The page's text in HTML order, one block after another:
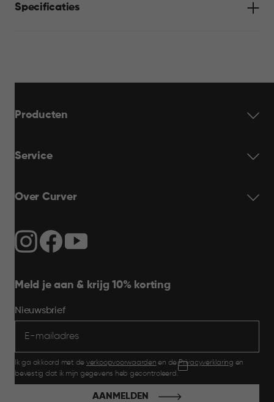
Specificaties
Producten
Service
Over Curver
Meld je aan & krijg 10% korting
Nieuwsbrief
Ik ga akkoord met de verkoopvoorwaarden en dePrivacyverklaring en
bevestig dat ik mijn gegevens heb gecontroleerd.
AANMELDEN